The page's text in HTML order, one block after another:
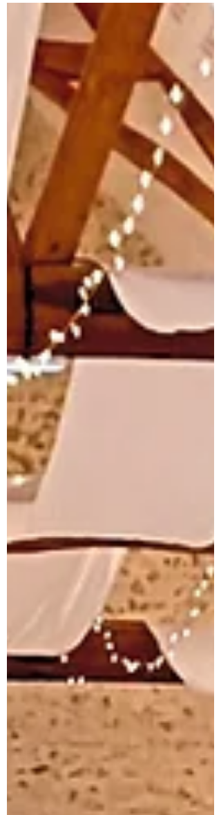
terracotta et beaucoup d'amour. Clara &
Amélie sont tombées sous le charme du
Château de Vayres. Il fallait un thème en
accord avec le site chargé d'histoire. Et y
mêler leur histoire d'amour. La cérémonie
laïque La salle de réception et les autres
espaces Elles ont pensé à tout : un panneau
plan de table avec de